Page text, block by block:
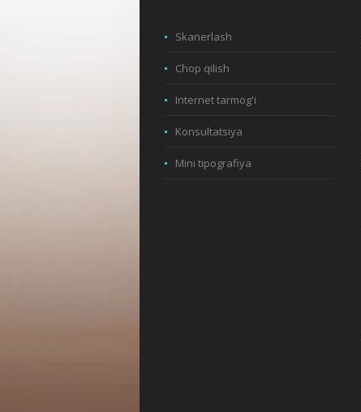
Skanerlash
Chop qilish
Internet tarmog'i
Konsultatsiya
Mini tipografiya